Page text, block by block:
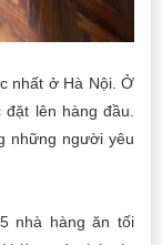
nhất ở Hà Nội. Ở
lên hàng đầu.
những người yêu
nhà hàng ăn tối